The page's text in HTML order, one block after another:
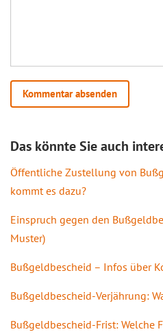
Das könnte Sie auch
Öffentliche Zustellung von
kommt es dazu?
Einspruch gegen den
Muster)
Bußgeldbescheid – Infos über
Bußgeldbescheid-Verjährung:
Bußgeldbescheid-Frist: Welche